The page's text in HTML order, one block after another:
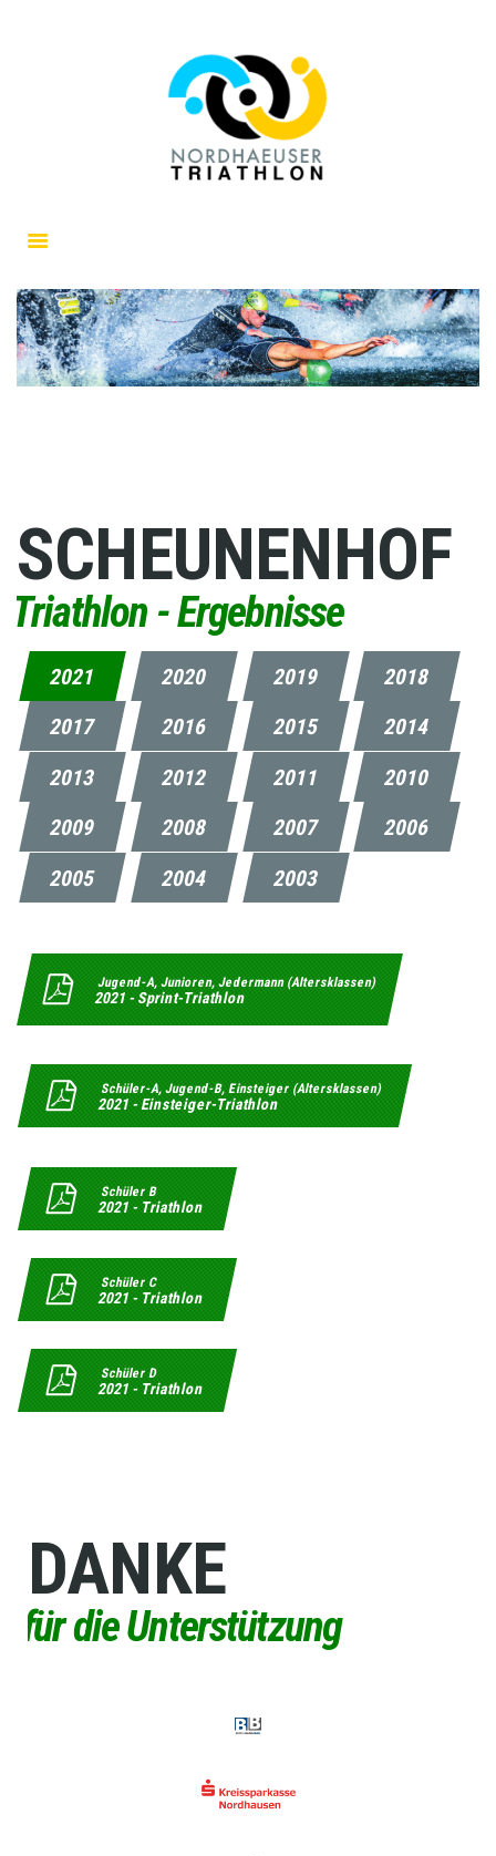
TRIATHLON NORDHAUSEN
Nordhaeuser Triathlon | Nordhaeuser Doppel
Triathlon Nordhausen e.V.
SCHEUNENHOF
Triathlon - Ergebnisse
2021 2020 2019
2018
2017
2016 2015
2014
2013
2012 2011
2010
2009
2008 2007
2006
2005
2004 2003
Jugend-A, Junioren, Jedermann (Altersklassen)
2021 - Sprint-Triathlon
Schüler-A, Jugend-B, Einsteiger (Altersklassen)
2021 - Einsteiger-Triathlon
Schüler B
2021 - Triathlon
Schüler C
2021 - Triathlon
Schüler D
2021 - Triathlon
DANKE
für die Unterstützung